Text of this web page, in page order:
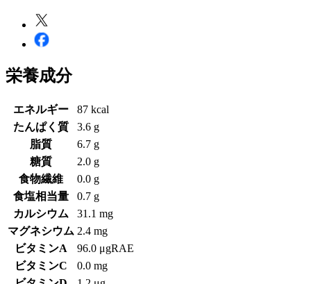
栄養成分
エネルギー
87 kcal
たんぱく質
3.6 g
脂質
6.7 g
糖質
2.0 g
食物繊維
0.0 g
食塩相当量
0.7 g
カルシウム
31.1 mg
マグネシウム 2.4 mg
ビタミンA
96.0 μgRAE
ビタミンC
0.0 mg